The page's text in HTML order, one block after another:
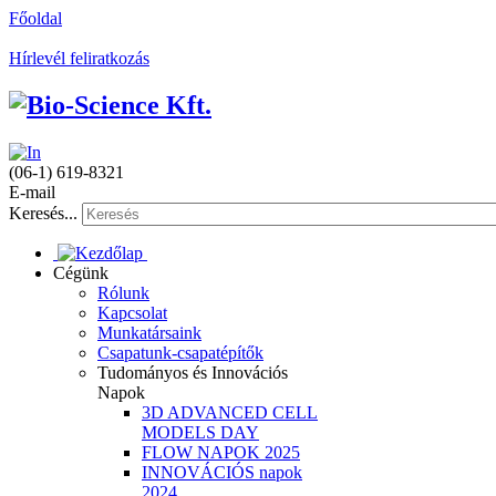
Főoldal
Hírlevél feliratkozás
(06-1) 619-8321
E-mail
Keresés...
Cégünk
Rólunk
Kapcsolat
Munkatársaink
Csapatunk-csapatépítők
Tudományos és Innovációs
Napok
3D ADVANCED CELL
MODELS DAY
FLOW NAPOK 2025
INNOVÁCIÓS napok
2024